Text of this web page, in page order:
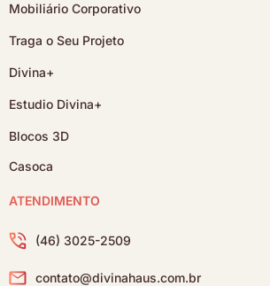
Mobiliário Corporativo
Traga o Seu Projeto
Divina+
Estudio Divina+
Blocos 3D
Casoca
ATENDIMENTO
(46) 3025-2509
contato@divinahaus.com.br